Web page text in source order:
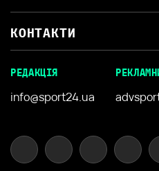
КОНТАКТИ
РЕДАКЦІЯ
info@sport24.ua